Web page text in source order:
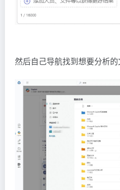
然后自己导航找到想要分析的